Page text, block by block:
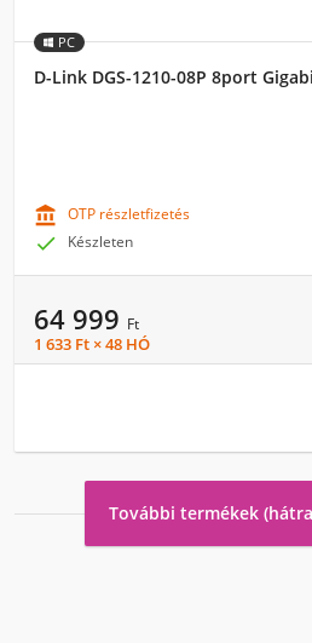
PC
D-Link DGS-1210-08P 8port
 OTP részletfizetés
 Készleten
64 999 Ft
1 633 Ft × 48 HÓ
További termékek